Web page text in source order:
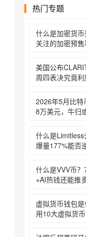
热门专题
什么是加密货
关注的加密预售
美国公布
周四表决究竟利
2026年5月比特
8万美元，牛归
什么是
爆量177%能否
什么是VVV币
+AI热钱还能推
虚拟货币钱包
用10大虚拟货